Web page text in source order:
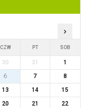
›
CZW PT SOB
30 31
1
6 7
8
13 14
15
20 21
22